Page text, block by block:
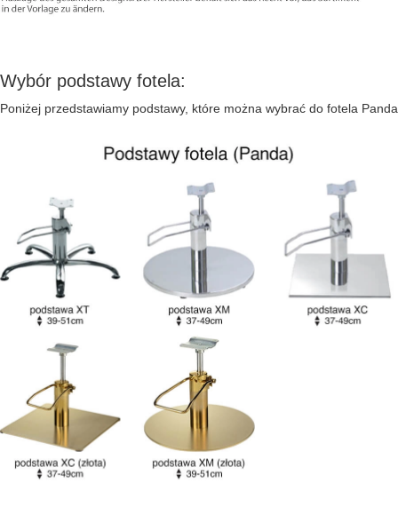
Wybór podstawy fotela:
Poniżej przedstawiamy podstawy, które można wybrać do fotela Panda